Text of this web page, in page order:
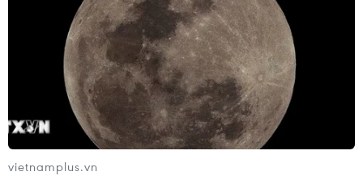
07/08/2026 10:35
Thụy Sĩ khó đạt mục tiêu giảm phát
thải khí nhà kính vào năm 2030
07/08/2026 09:42
vietnamplus.vn